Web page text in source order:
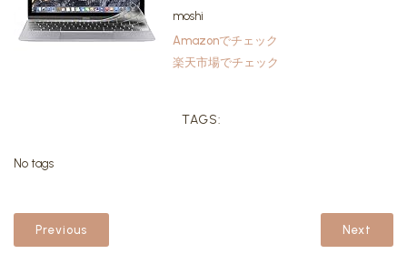
moshi
Amazonでチェック
楽天市場でチェック
TAGS:
No tags
Previous Next